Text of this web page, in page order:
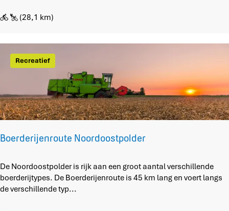
k
e
n
i
d
N
o
o
e
r
e
n
D
V
n
k
u
(28,1 km)
Boerderijenroute Noordoostpolder
B
o
e
Recreatief
De Noordoostpolder is rijk aan een groot aantal verschillende
boerderijtypes. De Boerderijenroute is 45 km lang en voert langs
de verschillende typ...